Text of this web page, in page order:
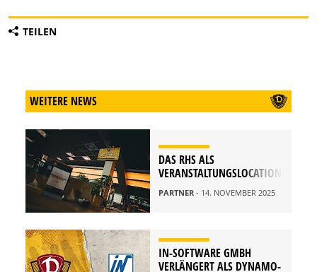
TEILEN
WEITERE NEWS
DAS RHS ALS
VERANSTALTUNGSLOCATION
PARTNER - 14. NOVEMBER 2025
IN-SOFTWARE GMBH
VERLÄNGERT ALS DYNAMO-